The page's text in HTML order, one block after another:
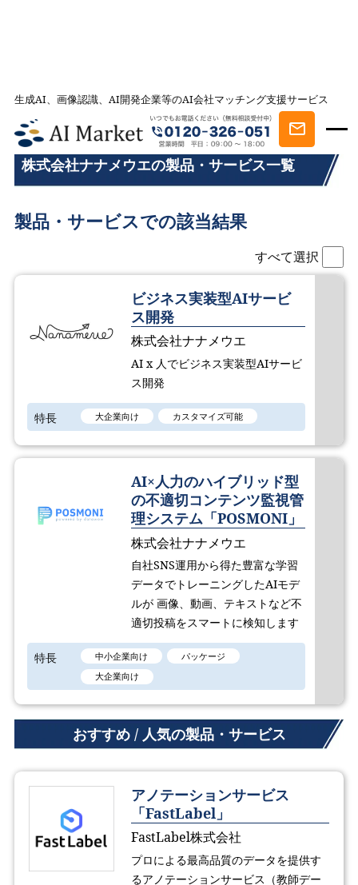
生成AI、画像認識、AI開発企業等のAI会社マッチング支援サービス
AI会社とのマッチングは AI Market
株式会社ナナメウエの製品・サービス一覧
株式会社ナナメウエの製品・サービス一覧
製品・サービスでの該当結果
すべて選択
ビジネス実装型AIサービ
ス開発
株式会社ナナメウエ
AI x 人でビジネス実装型AIサービ
ス開発
特長 大企業向け カスタマイズ可能
AI×人力のハイブリッド型
の不適切コンテンツ監視管
理システム「POSMONI」
株式会社ナナメウエ
自社SNS運用から得た豊富な学習
データでトレーニングしたAIモデ
ルが 画像、動画、テキストなど不
適切投稿をスマートに検知します
特長 中小企業向け
パッケージ
大企業向け
おすすめ / 人気の製品・サービス
アノテーションサービス
「FastLabel」
FastLabel株式会社
プロによる最高品質のデータを提供す
るアノテーションサービス（教師デー